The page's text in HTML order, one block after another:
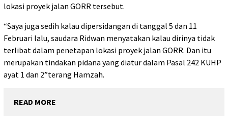
lokasi proyek jalan GORR tersebut.
“Saya juga sedih kalau dipersidangan di tanggal 5 dan 11
Februari lalu, saudara Ridwan menyatakan kalau dirinya tidak
terlibat dalam penetapan lokasi proyek jalan GORR. Dan itu
merupakan tindakan pidana yang diatur dalam Pasal 242 KUHP
ayat 1 dan 2”terang Hamzah.
READ MORE